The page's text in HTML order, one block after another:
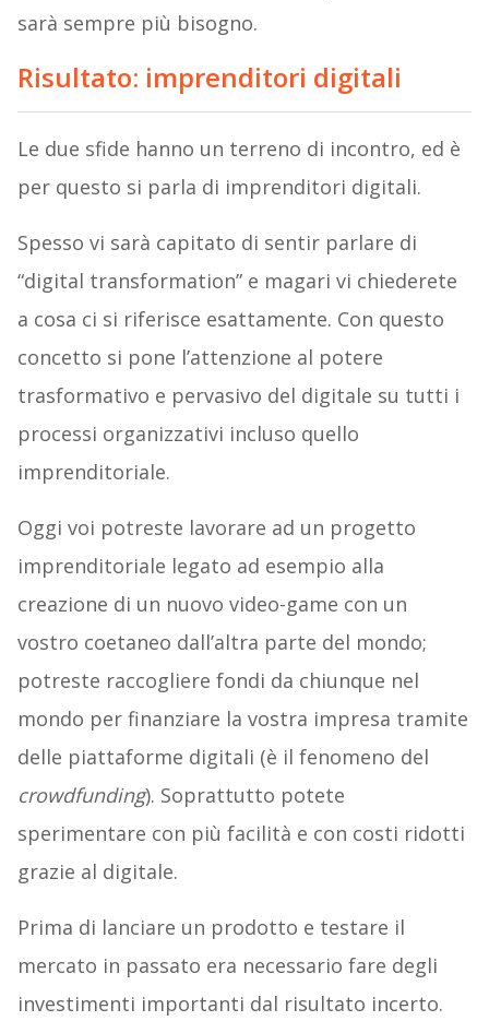
sarà sempre più bisogno.
Risultato: imprenditori digitali
Le due sfide hanno un terreno di incontro, ed è
per questo si parla di imprenditori digitali.
Spesso vi sarà capitato di sentir parlare di
“digital transformation” e magari vi chiederete
a cosa ci si riferisce esattamente. Con questo
concetto si pone l’attenzione al potere
trasformativo e pervasivo del digitale su tutti i
processi organizzativi incluso quello
imprenditoriale.
Oggi voi potreste lavorare ad un progetto
imprenditoriale legato ad esempio alla
creazione di un nuovo video-game con un
vostro coetaneo dall’altra parte del mondo;
potreste raccogliere fondi da chiunque nel
mondo per finanziare la vostra impresa tramite
delle piattaforme digitali (è il fenomeno del
crowdfunding). Soprattutto potete
sperimentare con più facilità e con costi ridotti
grazie al digitale.
Prima di lanciare un prodotto e testare il
mercato in passato era necessario fare degli
investimenti importanti dal risultato incerto.